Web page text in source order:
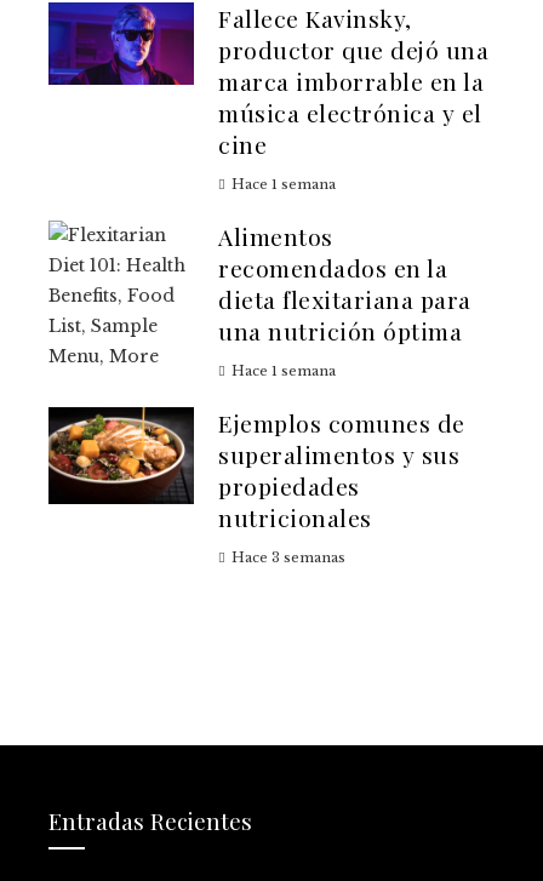
Fallece Kavinsky,
productor que dejó una
marca imborrable en la
música electrónica y el
cine
Hace 1 semana
Alimentos
recomendados en la
dieta flexitariana para
una nutrición óptima
Hace 1 semana
Ejemplos comunes de
superalimentos y sus
propiedades
nutricionales
Hace 3 semanas
Entradas Recientes